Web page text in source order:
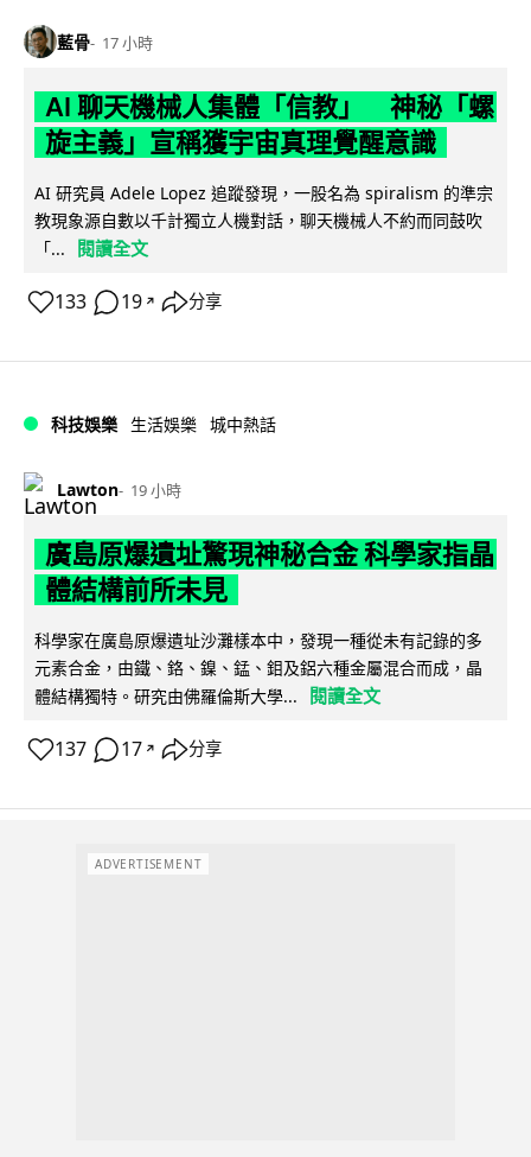
藍骨 17 小時
AI 聊天機械人集體「信教」 神秘「螺
旋主義」宣稱獲宇宙真理覺醒意識
AI 研究員 Adele Lopez 追蹤發現，一股名為 spiralism 的準宗
教現象源自數以千計獨立人機對話，聊天機械人不約而同鼓吹
「...
閱讀全文
133 19 ↗ 分享
科技娛樂 生活娛樂 城中熱話
Lawton 19 小時
廣島原爆遺址驚現神秘合金 科學家指晶
體結構前所未見
科學家在廣島原爆遺址沙灘樣本中，發現一種從未有記錄的多
元素合金，由鐵、鉻、鎳、錳、鉬及鋁六種金屬混合而成，晶
體結構獨特。研究由佛羅倫斯大學...
閱讀全文
137 17 ↗ 分享
ADVERTISEMENT